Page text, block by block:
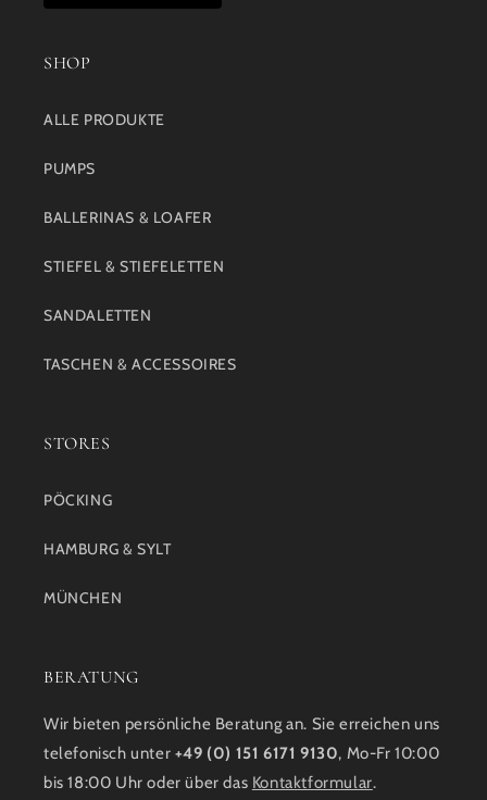
SHOP
ALLE PRODUKTE
PUMPS
BALLERINAS & LOAFER
STIEFEL & STIEFELETTEN
SANDALETTEN
TASCHEN & ACCESSOIRES
STORES
PÖCKING
HAMBURG & SYLT
MÜNCHEN
BERATUNG
Wir bieten persönliche Beratung an. Sie erreichen uns
telefonisch unter +49 (0) 151 6171 9130, Mo-Fr 10:00
bis 18:00 Uhr oder über das Kontaktformular.